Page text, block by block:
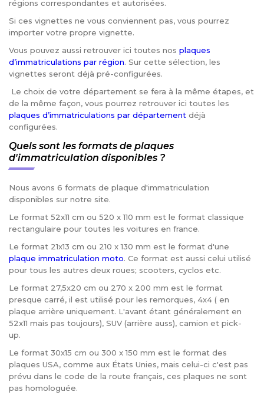
régions correspondantes et autorisées.
Si ces vignettes ne vous conviennent pas, vous pourrez
importer votre propre vignette.
Vous pouvez aussi retrouver ici toutes nos plaques
d’immatriculations par région. Sur cette sélection, les
vignettes seront déjà pré-configurées.
Le choix de votre département se fera à la même étapes, et
de la même façon, vous pourrez retrouver ici toutes les
plaques d’immatriculations par département déjà
configurées.
Quels sont les formats de plaques
d'immatriculation disponibles ?
Nous avons 6 formats de plaque d'immatriculation
disponibles sur notre site.
Le format 52x11 cm ou 520 x 110 mm est le format classique
rectangulaire pour toutes les voitures en france.
Le format 21x13 cm ou 210 x 130 mm est le format d'une
plaque immatriculation moto. Ce format est aussi celui utilisé
pour tous les autres deux roues; scooters, cyclos etc.
Le format 27,5x20 cm ou 270 x 200 mm est le format
presque carré, il est utilisé pour les remorques, 4x4 ( en
plaque arrière uniquement. L'avant étant généralement en
52x11 mais pas toujours), SUV (arrière auss), camion et pick-
up.
Le format 30x15 cm ou 300 x 150 mm est le format des
plaques USA, comme aux États Unies, mais celui-ci c'est pas
prévu dans le code de la route français, ces plaques ne sont
pas homologuée.